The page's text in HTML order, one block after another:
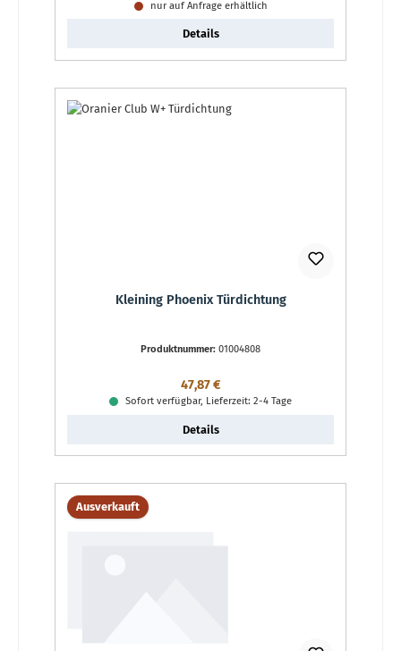
nur auf Anfrage erhältlich
Details
Kleining Phoenix Türdichtung
Produktnummer: 01004808
Regulärer Preis:
47,87 €
Sofort verfügbar, Lieferzeit: 2-4 Tage
Details
Ausverkauft